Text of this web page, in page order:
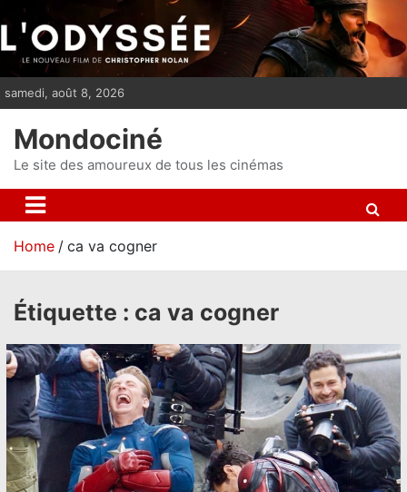
i
p
n
t
samedi, août 8, 2026
Mondociné
Le site des amoureux de tous les cinémas
Home ca va cogner
Étiquette : ca va cogner